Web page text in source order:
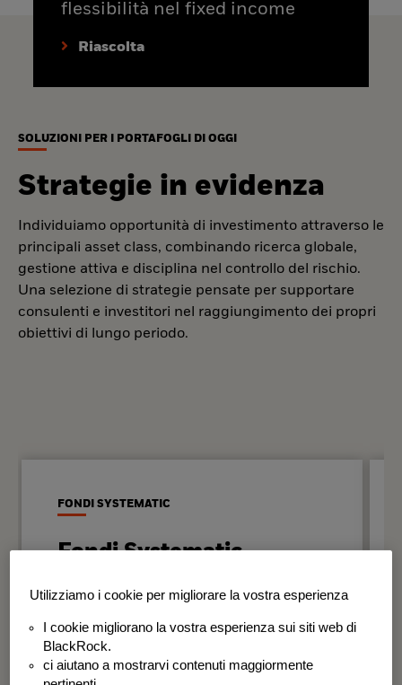
flessibilità nel fixed income
Riascolta
SOLUZIONI PER I PORTAFOGLI DI OGGI
Strategie in evidenza
Individuiamo opportunità di investimento attraverso le
principali asset class, combinando ricerca globale,
gestione attiva e disciplina nel controllo del rischio.
Una selezione di strategie pensate per supportare
consulenti e investitori nel raggiungimento dei propri
obiettivi di lungo periodo.
FONDI SYSTEMATIC
Fondi Systematic
Strategie quantitative basate sui dati
disciplinato e coerente nel tempo.
BSF Systematic World Equity Fund
Utilizziamo i cookie per migliorare la vostra esperienza
I cookie migliorano la vostra esperienza sui siti web di
BlackRock.
ci aiutano a mostrarvi contenuti maggiormente